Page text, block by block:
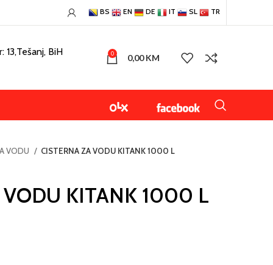
BS EN DE IT SL TR
13,Tešanj, BiH 0 0,00KM
VODU CISTERNA ZA VODU KITANK 1000 L
VODU KITANK 1000 L